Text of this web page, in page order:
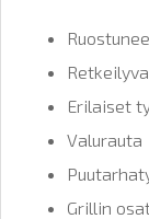
Erilaiset
Valurauta
Grillin